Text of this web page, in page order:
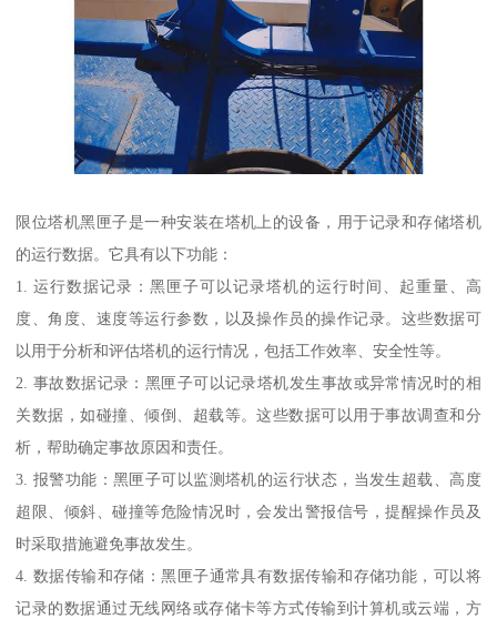
限位塔机黑匣子是一种安装在塔机上的设备，用于记录和存储塔机
的运行数据。它具有以下功能：
1. 运行数据记录：黑匣子可以记录塔机的运行时间、起重量、高
度、角度、速度等运行参数，以及操作员的操作记录。这些数据可
以用于分析和评估塔机的运行情况，包括工作效率、安全性等。
2. 事故数据记录：黑匣子可以记录塔机发生事故或异常情况时的相
关数据，如碰撞、倾倒、超载等。这些数据可以用于事故调查和分
析，帮助确定事故原因和责任。
3. 报警功能：黑匣子可以监测塔机的运行状态，当发生超载、高度
超限、倾斜、碰撞等危险情况时，会发出警报信号，提醒操作员及
时采取措施避免事故发生。
4. 数据传输和存储：黑匣子通常具有数据传输和存储功能，可以将
记录的数据通过无线网络或存储卡等方式传输到计算机或云端，方